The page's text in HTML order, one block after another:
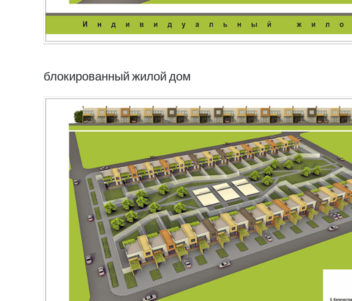
блокированный жилой дом